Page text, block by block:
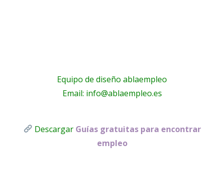
Equipo de diseño ablaempleo
Email: info@ablaempleo.es
Descargar Guías gratuitas para encontrar
empleo